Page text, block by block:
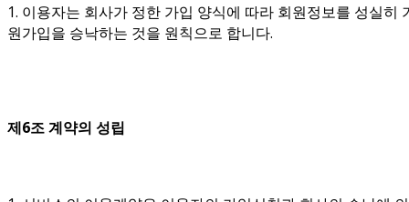
1. 이용자는 회사가 정한 가입 양식에 따라 회원정보를 성실
원가입을 승낙하는 것을 원칙으로 합니다.
제6조 계약의 성립